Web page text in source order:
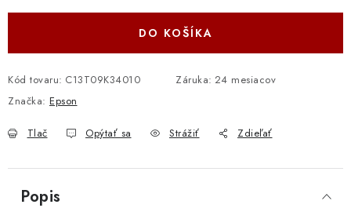
Napíšte nám
DO KOŠÍKA
Kód tovaru: C13T09K34010 Záruka: 24 mesiacov
Značka: Epson
Tlač Opýtať sa Strážiť Zdieľať
Popis